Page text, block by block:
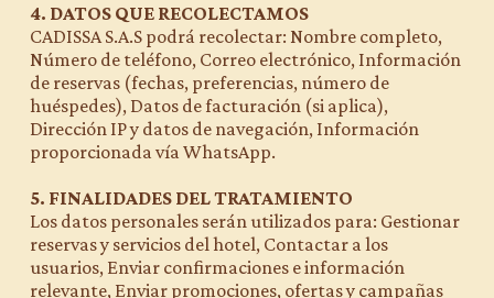
4. DATOS QUE RECOLECTAMOS
CADISSA S.A.S podrá recolectar: Nombre completo,
Número de teléfono, Correo electrónico, Información
de reservas (fechas, preferencias, número de
huéspedes), Datos de facturación (si aplica),
Dirección IP y datos de navegación, Información
proporcionada vía WhatsApp.
5. FINALIDADES DEL TRATAMIENTO
Los datos personales serán utilizados para: Gestionar
reservas y servicios del hotel, Contactar a los
usuarios, Enviar confirmaciones e información
relevante, Enviar promociones, ofertas y campañas